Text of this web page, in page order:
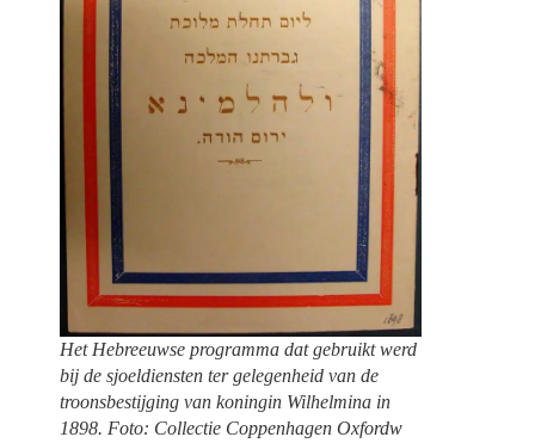
Het Hebreeuwse programma dat gebruikt werd
bij de sjoeldiensten ter gelegenheid van de
troonsbestijging van koningin Wilhelmina in
1898. Foto: Collectie Coppenhagen Oxfordw